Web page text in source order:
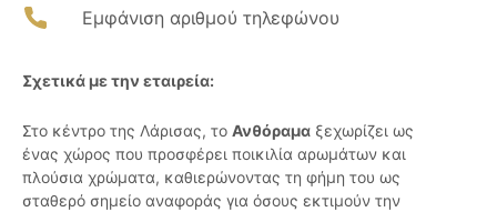
Εμφάνιση αριθμού τηλεφώνου
Σχετικά με την εταιρεία:
Στο κέντρο της Λάρισας, το Ανθόραμα ξεχωρίζει ως
ένας χώρος που προσφέρει ποικιλία αρωμάτων και
πλούσια χρώματα, καθιερώνοντας τη φήμη του ως
σταθερό σημείο αναφοράς για όσους εκτιμούν την